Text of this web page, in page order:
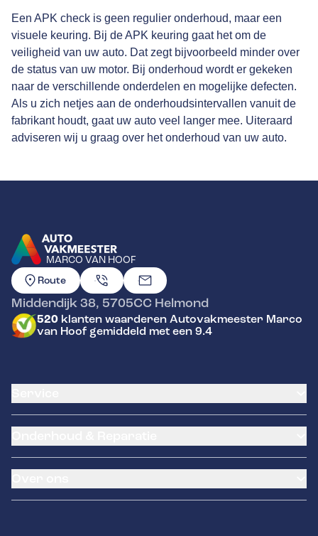
Een APK check is geen regulier onderhoud, maar een
visuele keuring. Bij de APK keuring gaat het om de
veiligheid van uw auto. Dat zegt bijvoorbeeld minder over
de status van uw motor. Bij onderhoud wordt er gekeken
naar de verschillende onderdelen en mogelijke defecten.
Als u zich netjes aan de onderhoudsintervallen vanuit de
fabrikant houdt, gaat uw auto veel langer mee. Uiteraard
adviseren wij u graag over het onderhoud van uw auto.
MARCO VAN HOOF
GA NAAR DE HOMEPAGINA
Route
Middendijk 38, 5705CC Helmond
520 klanten waarderen Autovakmeester Marco
van Hoof gemiddeld met een 9.4
Banden service
Pechhulp
Schade en reparatie